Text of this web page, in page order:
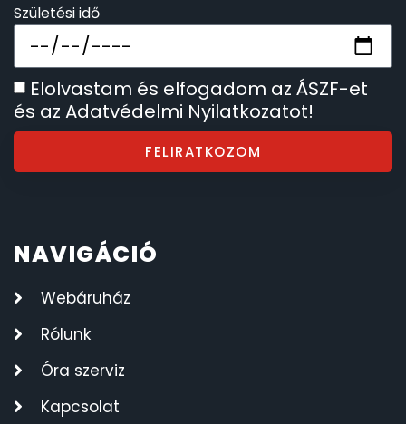
Születési idő
Elolvastam és elfogadom az ÁSZF-et
és az Adatvédelmi Nyilatkozatot!
FELIRATKOZOM
NAVIGÁCIÓ
Webáruház
Rólunk
Óra szerviz
Kapcsolat